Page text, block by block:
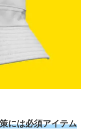
には必須アイテム